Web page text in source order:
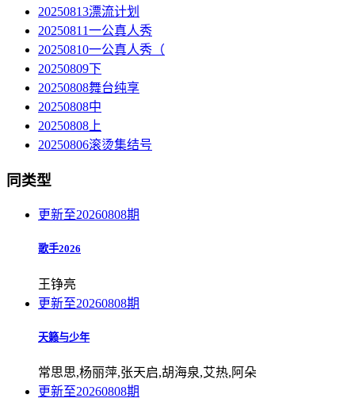
20250813漂流计划
20250811一公真人秀
20250810一公真人秀（
20250809下
20250808舞台纯享
20250808中
20250808上
20250806滚烫集结号
同类型
更新至20260808期
歌手2026
王铮亮
更新至20260808期
天籁与少年
常思思,杨丽萍,张天启,胡海泉,艾热,阿朵
更新至20260808期